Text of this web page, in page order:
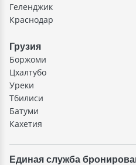
Геленджик
Краснодар
Грузия
Боржоми
Цхалтубо
Уреки
Тбилиси
Батуми
Кахетия
Единая служба